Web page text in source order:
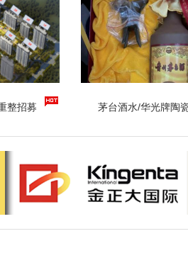
整招募 茅台酒水/华光牌陶